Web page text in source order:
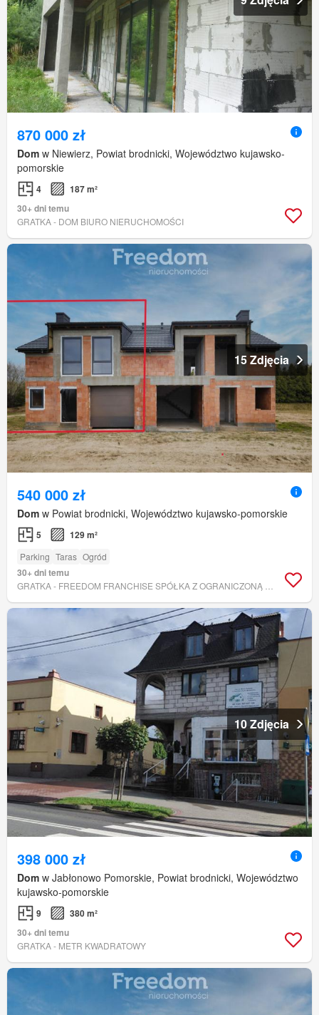
870 000 zł
Dom w Niewierz, Powiat brodnicki, Województwo kujawsko-
pomorskie
4
187 m²
30+ dni temu
GRATKA - DOM BIURO NIERUCHOMOŚCI
15 Zdjęcia
540 000 zł
Dom w Powiat brodnicki, Województwo kujawsko-pomorskie
5 129 m²
Parking Taras Ogród
30+ dni temu
10 Zdjęcia
398 000 zł
Dom w Jabłonowo Pomorskie, Powiat brodnicki, Województwo
kujawsko-pomorskie
9
380 m²
30+ dni temu
GRATKA - METR KWADRATOWY